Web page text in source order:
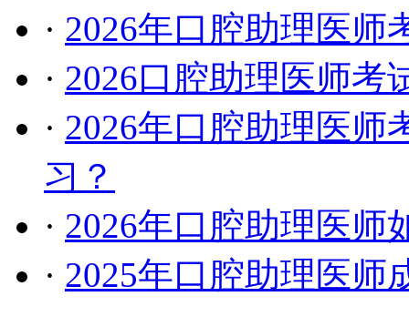
· 2026年口腔助理医师
· 2026口腔助理医师考
· 2026年口腔助理医师
习？
· 2026年口腔助理医师
· 2025年口腔助理医师